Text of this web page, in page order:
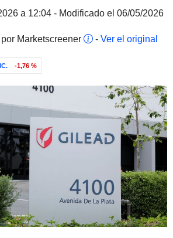
a 12:04 - Modificado el 06/05/2026
Marketscreener
- Ver el original
-1,76 %